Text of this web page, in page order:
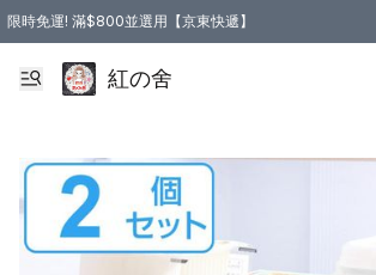
限時免運! 滿$800並選用【京東快遞】
紅の舍